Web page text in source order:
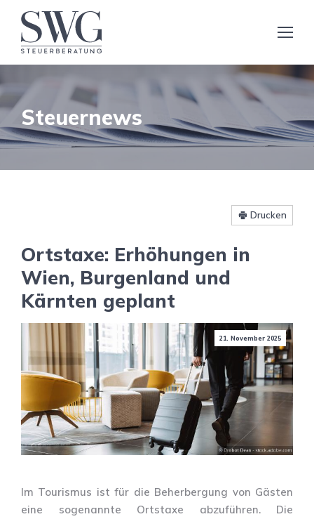
Steuernews
Drucken
Ortstaxe: Erhöhungen in
Wien, Burgenland und
Kärnten geplant
21. November 2025
Im Tourismus ist für die Beherbergung von Gästen
eine sogenannte Ortstaxe abzuführen. Die